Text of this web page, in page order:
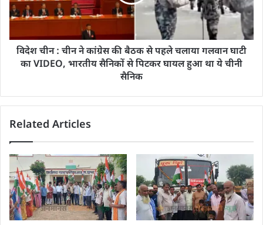
विदेश चीन : चीन ने कांग्रेस की बैठक से पहले चलाया गलवान घाटी
का VIDEO, भारतीय सैनिकों से पिटकर घायल हुआ था ये चीनी
सैनिक
Related Articles